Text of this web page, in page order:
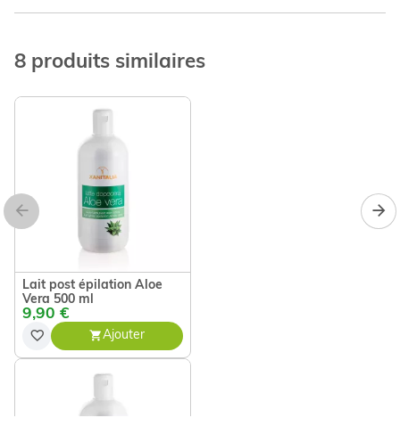
8 produits similaires
Lait post épilation Aloe
Vera 500 ml
9,90 €
Ajouter